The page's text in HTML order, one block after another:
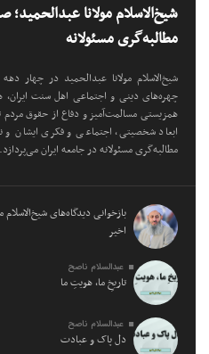
شیخ‌الاسلام مولانا
مطالبه‌گری مسئولانه
شیخ‌الاسلام مولانا عبدالحمید در چهار
چهره‌های دینی و اجتماعی اهل سنت
همزیستی مسالمت‌آمیز و دفاع از حقوق
ابعاد شخصیتی، اجتماعی و فکری ایشان
مطالبه‌گری مسئولانه در جامعه ایران می‌پردازد.
بازخوانی دیدگاه‌های
اخیر
عبدالسلام ناصح
تاریخِ ما، هویتِ ما
عبدالسلام ناصح
دل پاک و عبادت